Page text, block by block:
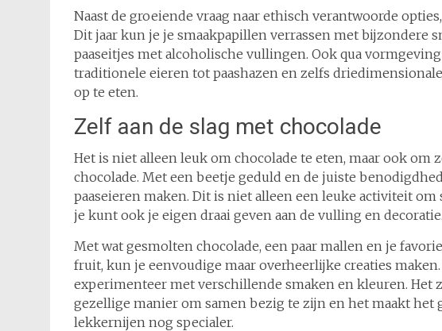
Naast de groeiende vraag naar ethisch verantwoorde
Dit jaar kun je je smaakpapillen verrassen met bijzondere
paaseitjes met alcoholische vullingen. Ook qua
traditionele eieren tot paashazen en zelfs
op te eten.
Zelf aan de slag met chocolade
Het is niet alleen leuk om chocolade te eten, maar ook om
chocolade. Met een beetje geduld en de juiste
paaseieren maken. Dit is niet alleen een leuke activiteit
je kunt ook je eigen draai geven aan de vulling en decoratie.
Met wat gesmolten chocolade, een paar mallen en je
fruit, kun je eenvoudige maar overheerlijke creaties
experimenteer met verschillende smaken en kleuren. Het
gezellige manier om samen bezig te zijn en het maakt het
lekkernijen nog specialer.